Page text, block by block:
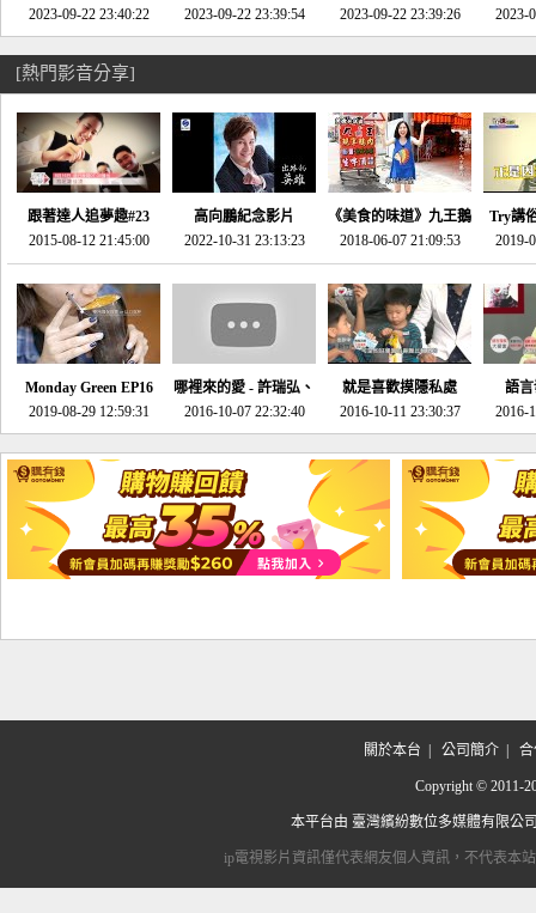
SEGA春節特賣 超過85
款遊戲打到骨折-電玩
宅速配20230119
2023-09-22 23:40:22
和Show Girl搶先看！
直擊展前記者會-電玩
2023-09-22 23:39:54
年夏季推出！確定不會
延期齁？-電玩宅速配
2023-09-22 23:39:26
《來
金鄉
2023-
[熱門影音分享]
跟著達人追夢趣#23
promo-我想開間咖啡
館(謝佳凌)
2015-08-12 21:45:00
高向鵬紀念影片
2022-10-31 23:13:23
《美食的味道》九王鵝
肉
2018-06-07 21:09:53
Try講
2019-
Monday Green EP16
超意外~環保原來可以
邊玩邊做！
2019-08-29 12:59:31
哪裡來的愛 - 許瑞弘、
李其芬
2016-10-07 22:32:40
就是喜歡摸隱私處
2016-10-11 23:30:37
語
2016-
關於本台 公司簡介| 合
Copyright © 2011-
本平台由 臺灣繽紛數位多媒體有限公
ip電視影片資訊僅代表網友個人資訊，不代表本